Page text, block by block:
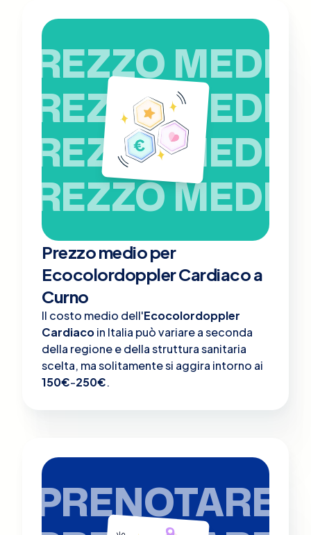
PREZZO MEDIO
PREZZO MEDIO
PREZZO MEDIO
PREZZO MEDIO
Prezzo medio per
Ecocolordoppler Cardiaco a
Curno
Il costo medio dell'Ecocolordoppler
Cardiacoin Italia può variare a seconda
della regione e della struttura sanitaria
scelta, ma solitamente si aggira intorno ai
150€-250€.
PRENOTARE